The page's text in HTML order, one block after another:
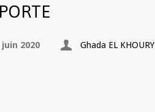
juin 2020 Ghada EL KHOURY